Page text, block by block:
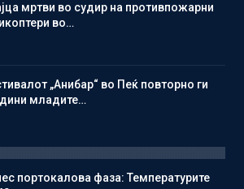
мртви во судир на противпожарни
во…
„Анибар“ во Пеќ повторно ги
младите…
портокалова фаза: Температурите